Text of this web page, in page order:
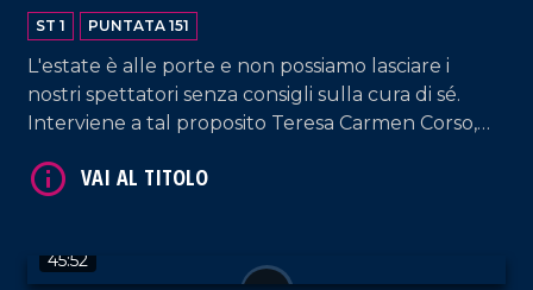
ST 1 PUNTATA 151
L'estate è alle porte e non possiamo lasciare i
nostri spettatori senza consigli sulla cura di sé.
Interviene a tal proposito Teresa Carmen Corso,
styling. Nel corso della puntata, collegamento con
45:52
VAI AL TITOLO